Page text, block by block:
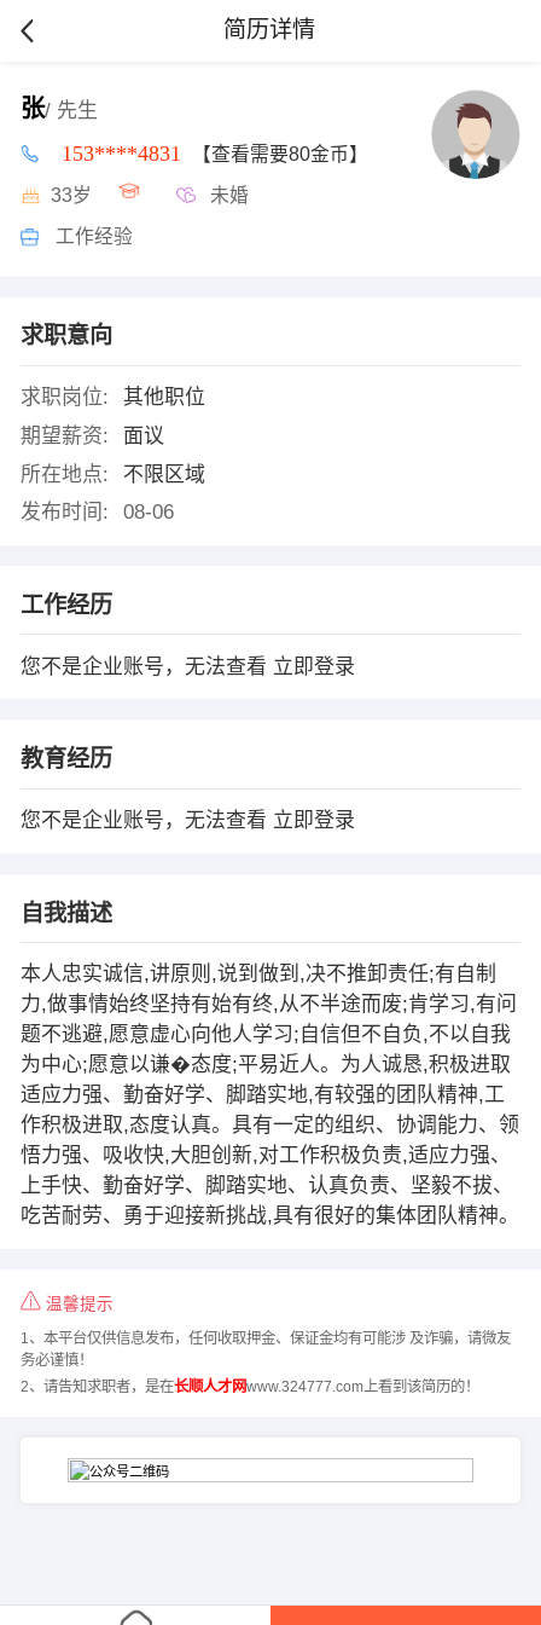
简历详情
张/ 先生
153****4831 【查看需要80金币】
33岁 未婚
工作经验
求职意向
求职岗位:
其他职位
期望薪资:
面议
所在地点:
不限区域
发布时间:
08-06
工作经历
您不是企业账号，无法查看 立即登录
教育经历
您不是企业账号，无法查看 立即登录
自我描述
本人忠实诚信,讲原则,说到做到,决不推卸责任;有自制
力,做事情始终坚持有始有终,从不半途而废;肯学习,有问
题不逃避,愿意虚心向他人学习;自信但不自负,不以自我
为中心;愿意以谦�态度;平易近人。为人诚恳,积极进取
适应力强、勤奋好学、脚踏实地,有较强的团队精神,工
作积极进取,态度认真。具有一定的组织、协调能力、领
悟力强、吸收快,大胆创新,对工作积极负责,适应力强、
上手快、勤奋好学、脚踏实地、认真负责、坚毅不拔、
吃苦耐劳、勇于迎接新挑战,具有很好的集体团队精神。
温馨提示
1、本平台仅供信息发布，任何收取押金、保证金均有可能涉 及诈骗，请微友
务必谨慎！
2、请告知求职者，是在长顺人才网www.324777.com上看到该简历的！